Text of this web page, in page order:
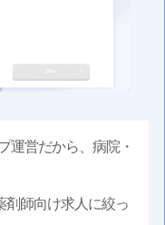
運営だから、病院・
剤師向け求人に絞っ